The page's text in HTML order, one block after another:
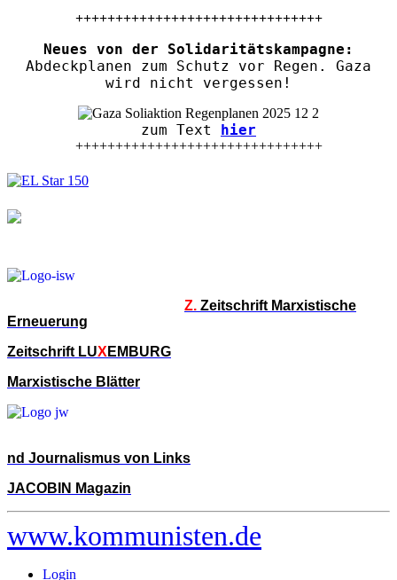
+++++++++++++++++++++++++++++++
Neues von der Solidaritätskampagne:
Abdeckplanen zum Schutz vor Regen. Gaza
wird nicht vergessen!
zum Text hier
+++++++++++++++++++++++++++++++
Z. Zeitschrift Marxistische
Erneuerung
Zeitschrift LUX EMBURG
Marxistische Blätter
nd Journalismus von Links
JACOBIN Magazin
www.kommunisten.de
Login